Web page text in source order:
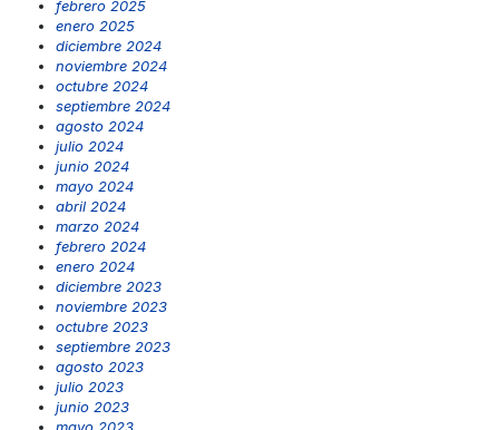
febrero 2025
enero 2025
diciembre 2024
noviembre 2024
octubre 2024
septiembre 2024
agosto 2024
julio 2024
junio 2024
mayo 2024
abril 2024
marzo 2024
febrero 2024
enero 2024
diciembre 2023
noviembre 2023
octubre 2023
septiembre 2023
agosto 2023
julio 2023
junio 2023